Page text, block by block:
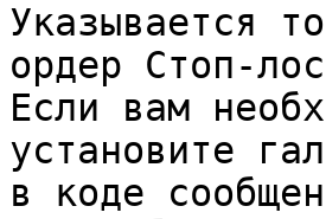
Указывается
ордер Стоп-
Если вам
установите
в коде